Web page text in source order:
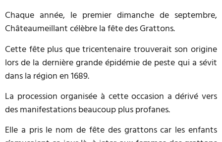
Chaque année, le premier dimanche de septembre,
Châteaumeillant célèbre la fête des Grattons.
Cette fête plus que tricentenaire trouverait son origine
lors de la dernière grande épidémie de peste qui a sévit
dans la région en 1689.
La procession organisée à cette occasion a dérivé vers
des manifestations beaucoup plus profanes.
Elle a pris le nom de fête des grattons car les enfants